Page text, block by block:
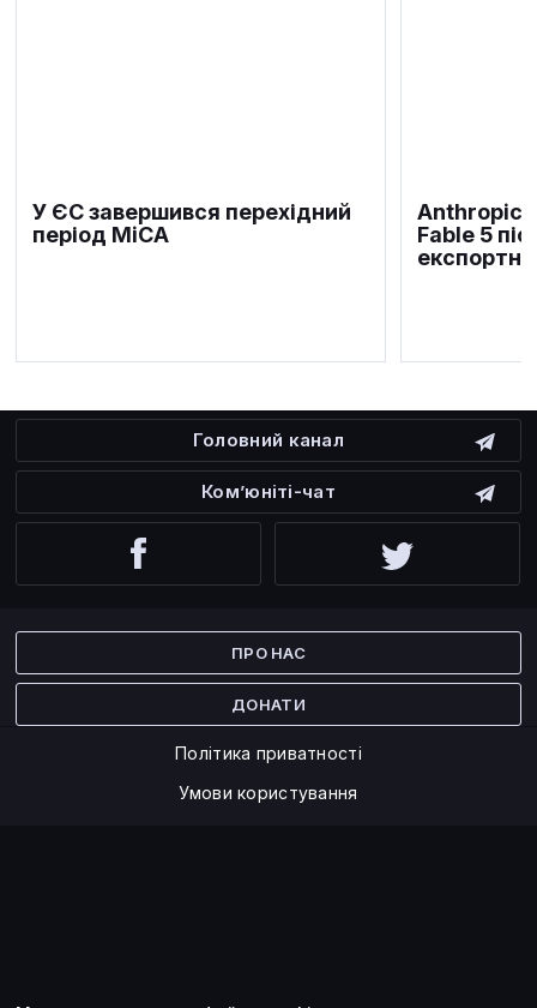
У ЄС завершився перехідний
період MiCA
Anthropic
Fable 5
Головний канал
Ком’юніті-чат
ПРО НАС
ДОНАТИ
Політика приватності
Умови користування